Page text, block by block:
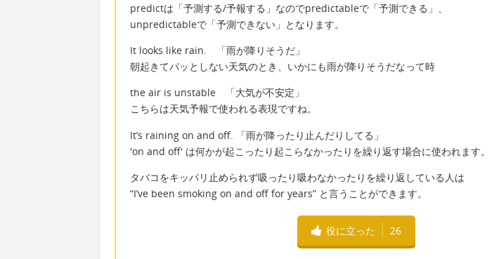
predictは「予測する/予報する」なのでpredictableで「予測できる」、
unpredictableで「予測できない」となります。
It looks like rain. 「雨が降りそうだ」
朝起きてパッとしない天気のとき、いかにも雨が降りそうだなって時
the air is unstable 「大気が不安定」
こちらは天気予報で使われる表現ですね。
It’s raining on and off. 「雨が降ったり止んだりしてる」
'on and off' は何かが起こったり起こらなかったりを繰り返す場合に使われます。
タバコをキッパリ止められず吸ったり吸わなかったりを繰り返している人は
“I’ve been smoking on and off for years” と言うことができます。
役に立った 26